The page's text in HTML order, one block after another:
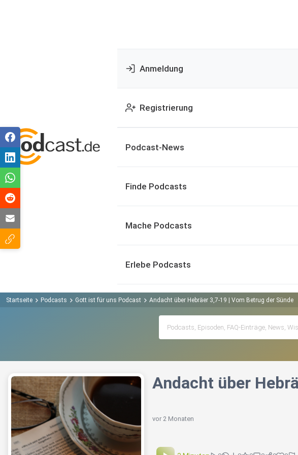
Anmeldung
Registrierung
Podcast-News
Finde Podcasts
Mache Podcasts
Erlebe Podcasts
Startseite Podcasts Gott ist für uns Podcast Andacht über Hebräer 3,7-19 | Vom Betrug der Sünde
Andacht über
vor 2 Monaten